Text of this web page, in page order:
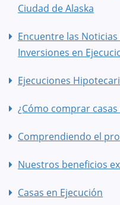
Ciudad de Alaska
Encuentre las
Inversiones en
Ejecuciones
¿Cómo comprar
Comprendiendo el
Nuestros beneficios
Casas en Ejecución